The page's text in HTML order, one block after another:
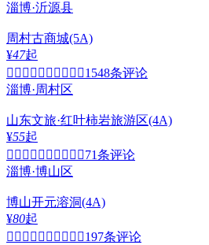
淄博·沂源县
周村古商城(5A)
¥47起
 1548条评论
淄博·周村区
山东文旅·红叶柿岩旅游区(4A)
¥55起
 71条评论
淄博·博山区
博山开元溶洞(4A)
¥80起
 197条评论